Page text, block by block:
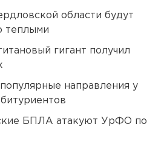
области будут
теплыми
гигант получил
направления у
БПЛА атакуют УрФО по